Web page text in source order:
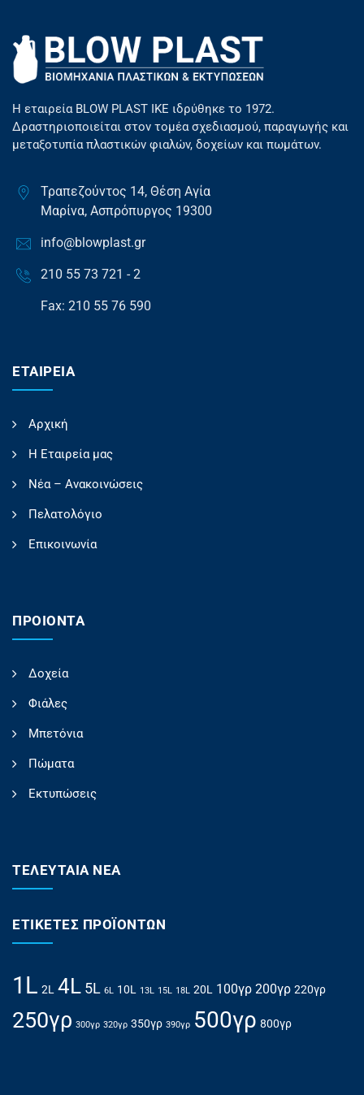
Η εταιρεία BLOW PLAST ΙΚΕ ιδρύθηκε το 1972.
Δραστηριοποιείται στον τομέα σχεδιασμού, παραγωγής και
μεταξοτυπία πλαστικών φιαλών, δοχείων και πωμάτων.
Τραπεζούντος 14, Θέση Αγία
Μαρίνα, Ασπρόπυργος 19300
info@blowplast.gr
210 55 73 721 - 2
Fax: 210 55 76 590
ΕΤΑΙΡΕΊΑ
Αρχική
Η Εταιρεία μας
Νέα – Ανακοινώσεις
Πελατολόγιο
Επικοινωνία
ΠΡΟΙΟΝΤΑ
Δοχεία
Φιάλες
Μπετόνια
Πώματα
Εκτυπώσεις
ΤΕΛΕΥΤΑΊΑ ΝΈΑ
ΕΤΙΚΈΤΕΣ ΠΡΟΪΌΝΤΩΝ
1L 2L 4L 5L 6L 10L 13L 15L 18L 20L 100γρ 200γρ 220γρ
250γρ 300γρ 320γρ 350γρ 390γρ 500γρ 800γρ